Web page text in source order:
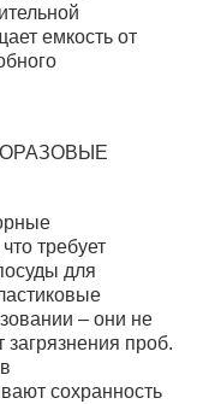
емкость от
требует
для
– они не
проб.
сохранность